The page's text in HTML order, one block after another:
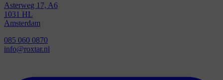
Asterweg 17, A6
1031 HL
Amsterdam
085 060 0870
info@roxtar.nl